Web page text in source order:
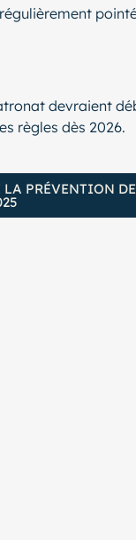
devraient
règles dès 2026.
PRÉVENTION